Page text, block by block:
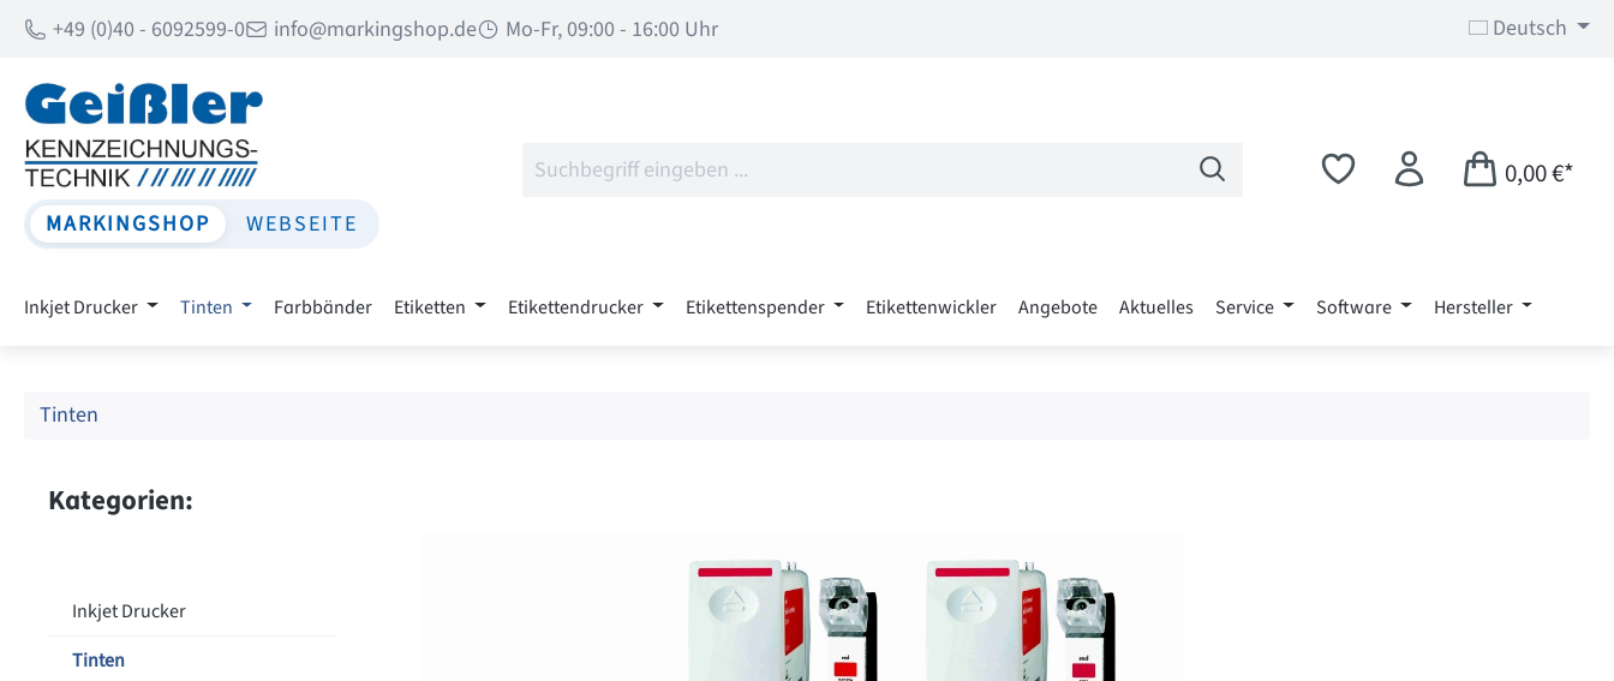
Hauptinhalt springen
Zur Suche springen
Zur Hauptnavigation springen
+49 (0)40 - 6092599-0 info@markingshop.de Mo-Fr, 09:00 - 16:00 Uhr Deutsch
MARKINGSHOP WEBSEITE
0,00 €*
Inkjet Drucker Tinten Farbbänder Etiketten Etikettendrucker Etikettenspender Etikettenwickler Angebote Aktuelles Service Software Hersteller
Tinten
Kategorien:
Inkjet Drucker
Tinten